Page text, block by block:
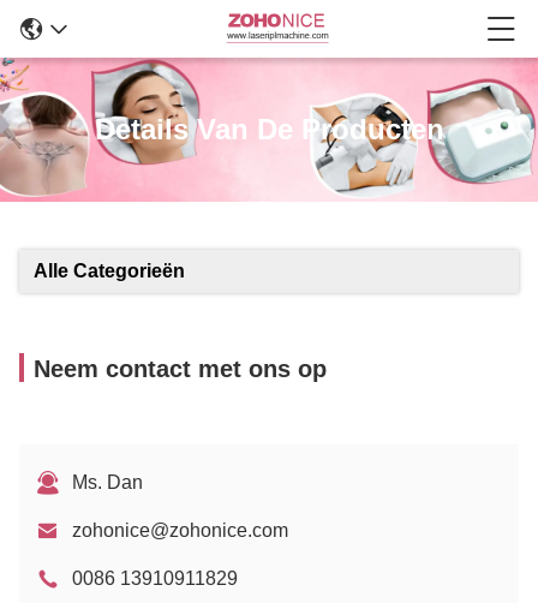
Details Van De Producten
Alle Categorieën
Neem contact met ons op
Ms. Dan
zohonice@zohonice.com
0086 13910911829